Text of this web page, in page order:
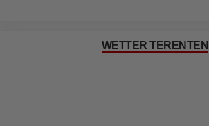
WETTER TERENTEN